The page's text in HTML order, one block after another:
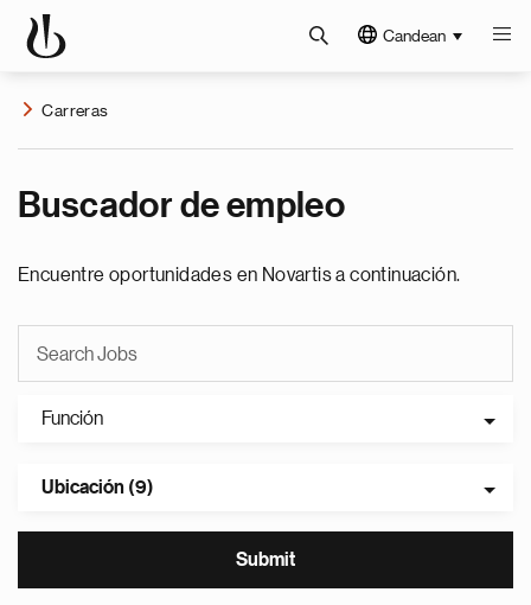
Candean
Carreras
Buscador de empleo
Encuentre oportunidades en Novartis a continuación.
Función
Ubicación (9)